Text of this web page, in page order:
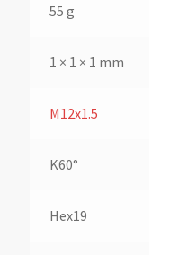
55 g
1 × 1 × 1 mm
M12x1.5
K60°
Hex19